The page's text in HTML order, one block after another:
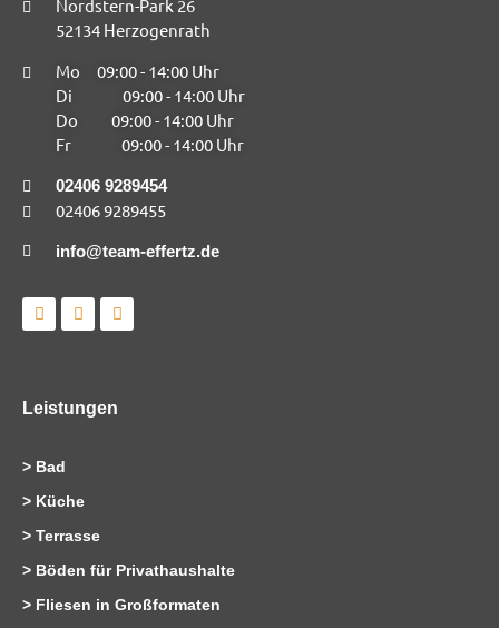
Nordstern-Park 26
52134 Herzogenrath
Mo 09:00 - 14:00 Uhr
Di 09:00 - 14:00 Uhr
Do 09:00 - 14:00 Uhr
Fr 09:00 - 14:00 Uhr
02406 9289454
02406 9289455
info@team-effertz.de
L
i
i
I
n
r
F
a
o
Leistungen
> Bad
> Küche
> Terrasse
> Böden für Privathaushalte
> Fliesen in Großformaten